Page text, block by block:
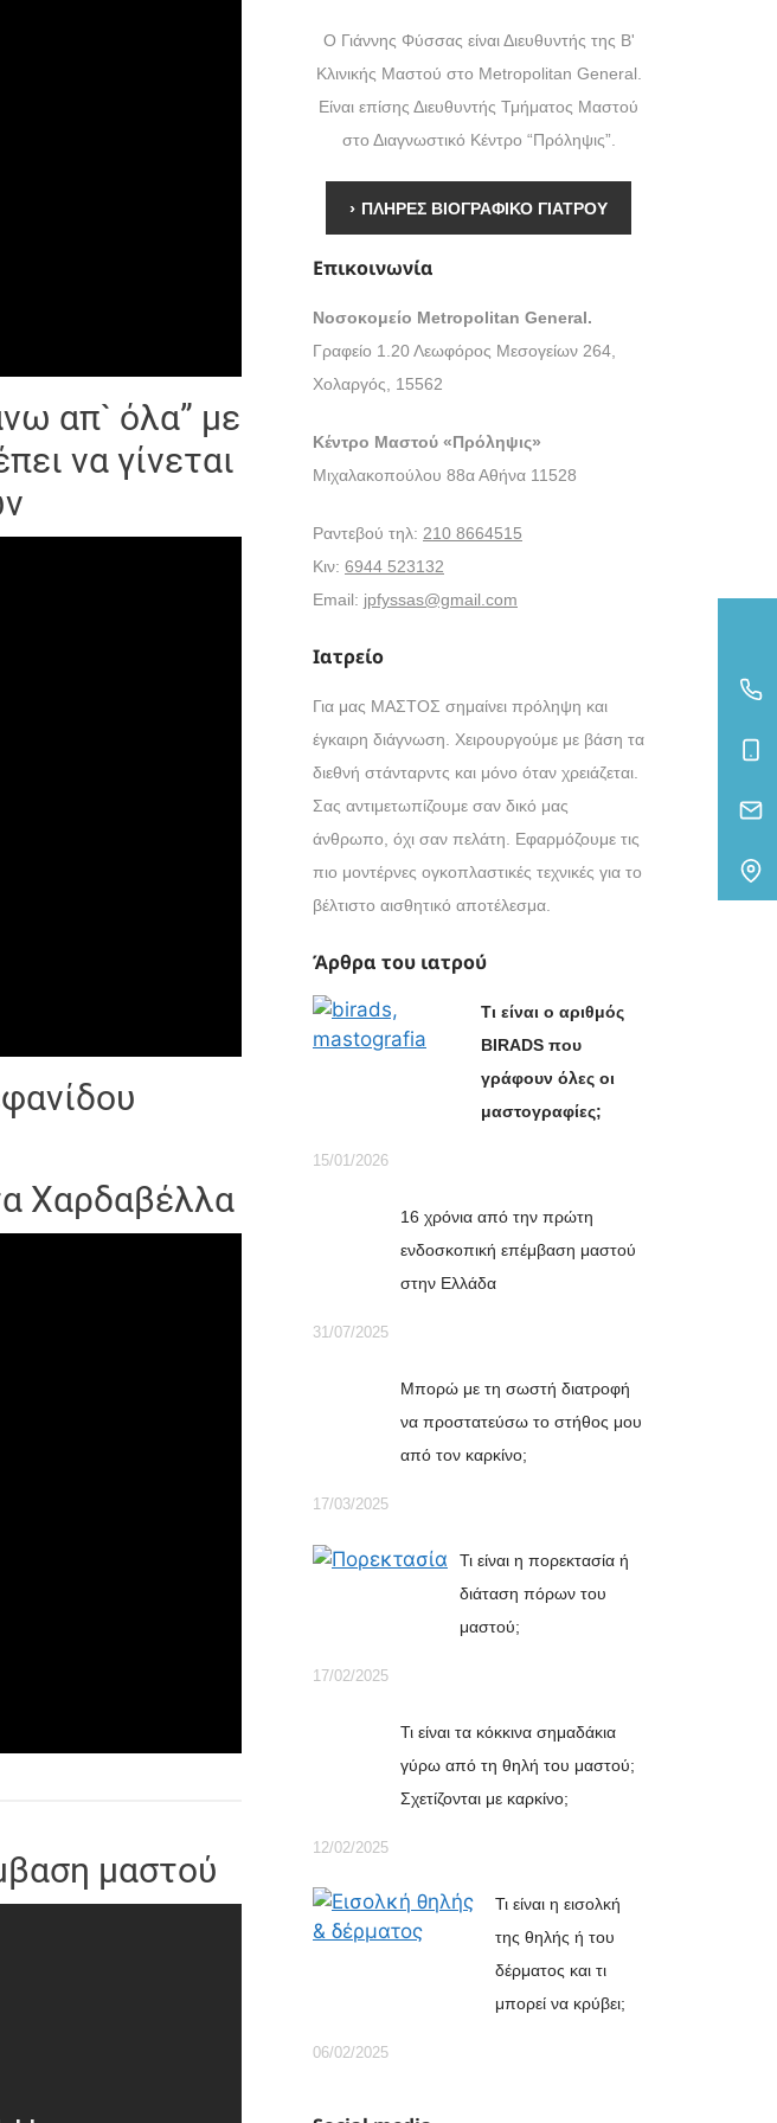
Συρίγγιο μαστού
Εξέλιξη και πρόγνωση του
Ψυχολογικά και
οικογενειακά προβλήματα
απ` όλα” με
να γίνεται
Χαρδαβέλλα
μαστού
Ο Γιάννης Φύσσας είναι Διευθυντής της Β'
Κλινικής Μαστού στο Metropolitan General.
Είναι επίσης Διευθυντής Τμήματος Μαστού
στο Διαγνωστικό Κέντρο “Πρόληψις”.
› ΠΛΗΡΕΣ ΒΙΟΓΡΑΦΙΚΟ ΓΙΑΤΡΟΥ
Επικοινωνία
Νοσοκομείο Metropolitan General.
Γραφείο 1.20 Λεωφόρος Μεσογείων 264,
Χολαργός, 15562
Κέντρο Μαστού «Πρόληψις»
Μιχαλακοπούλου 88α Αθήνα 11528
Ραντεβού τηλ: 210 8664515
Κιν: 6944 523132
Email: jpfyssas@gmail.com
Ιατρείο
Για μας ΜΑΣΤΟΣ σημαίνει πρόληψη και
έγκαιρη διάγνωση. Χειρουργούμε με βάση τα
διεθνή στάνταρντς και μόνο όταν χρειάζεται.
Σας αντιμετωπίζουμε σαν δικό μας
άνθρωπο, όχι σαν πελάτη. Εφαρμόζουμε τις
πιο μοντέρνες ογκοπλαστικές τεχνικές για το
βέλτιστο αισθητικό αποτέλεσμα.
Άρθρα του ιατρού
Τι είναι ο αριθμός
BIRADS που
γράφουν όλες οι
μαστογραφίες;
15/01/2026
16 χρόνια από την πρώτη
ενδοσκοπική επέμβαση μαστού
στην Ελλάδα
31/07/2025
Μπορώ με τη σωστή διατροφή
να προστατεύσω το στήθος μου
από τον καρκίνο;
17/03/2025
Τι είναι η πορεκτασία ή
διάταση πόρων του
μαστού;
17/02/2025
Τι είναι τα κόκκινα σημαδάκια
γύρω από τη θηλή του μαστού;
Σχετίζονται με καρκίνο;
12/02/2025
Τι είναι η εισολκή
της θηλής ή του
δέρματος και τι
μπορεί να κρύβει;
06/02/2025
ΑΡΘΡΑ
ΕΠΙΚΟΙΝΩΝΙΑ